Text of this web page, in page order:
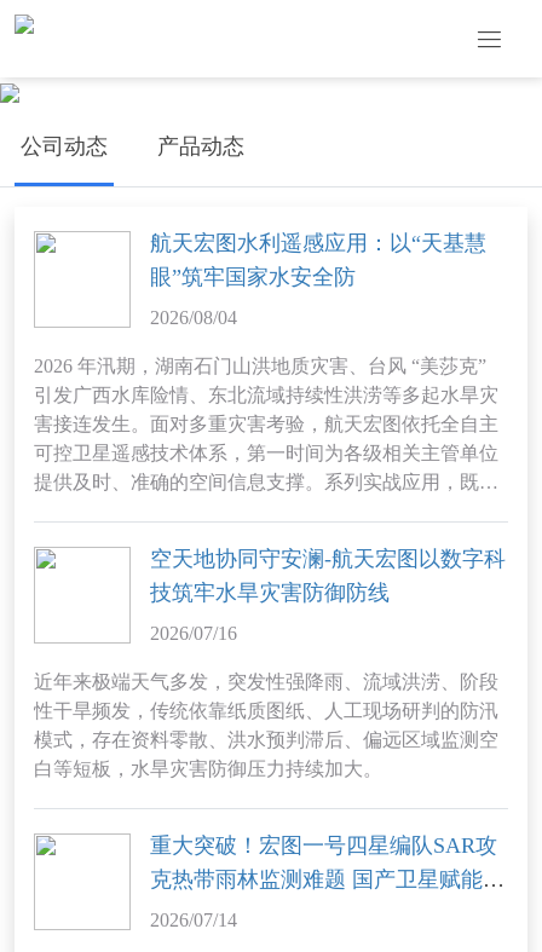
公司动态 产品动态
航天宏图水利遥感应用：以“天基慧
眼”筑牢国家水安全防
2026/08/04
2026 年汛期，湖南石门山洪地质灾害、台风 “美莎克”
引发广西水库险情、东北流域持续性洪涝等多起水旱灾
害接连发生。面对多重灾害考验，航天宏图依托全自主
可控卫星遥感技术体系，第一时间为各级相关主管单位
提供及时、准确的空间信息支撑。系列实战应用，既充
态化业务好用”。空天地协同守安澜-航天宏图以数字科
技筑牢水旱灾害防御防线
2026/07/16
近年来极端天气多发，突发性强降雨、流域洪涝、阶段
性干旱频发，传统依靠纸质图纸、人工现场研判的防汛
模式，存在资料零散、洪水预判滞后、偏远区域监测空
白等短板，水旱灾害防御压力持续加大。
重大突破！宏图一号四星编队SAR攻
克热带雨林监测难题 国产卫星赋能全
球森林碳汇核算
2026/07/14